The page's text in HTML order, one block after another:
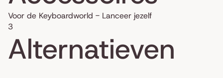
Voor de Keyboardworld - Lanceer jezelf
3
Alternatieven